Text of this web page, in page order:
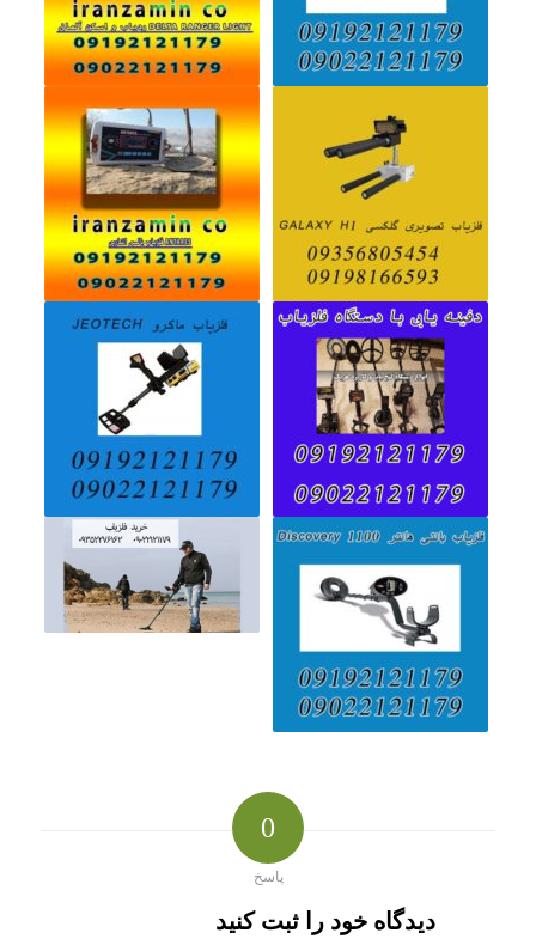
0
پاسخ
دیدگاه خود را ثبت کنید